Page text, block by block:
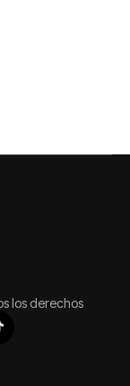
los derechos